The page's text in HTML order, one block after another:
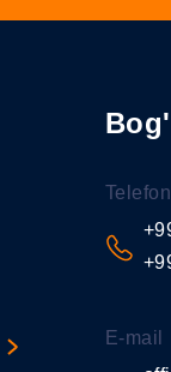
E-mail